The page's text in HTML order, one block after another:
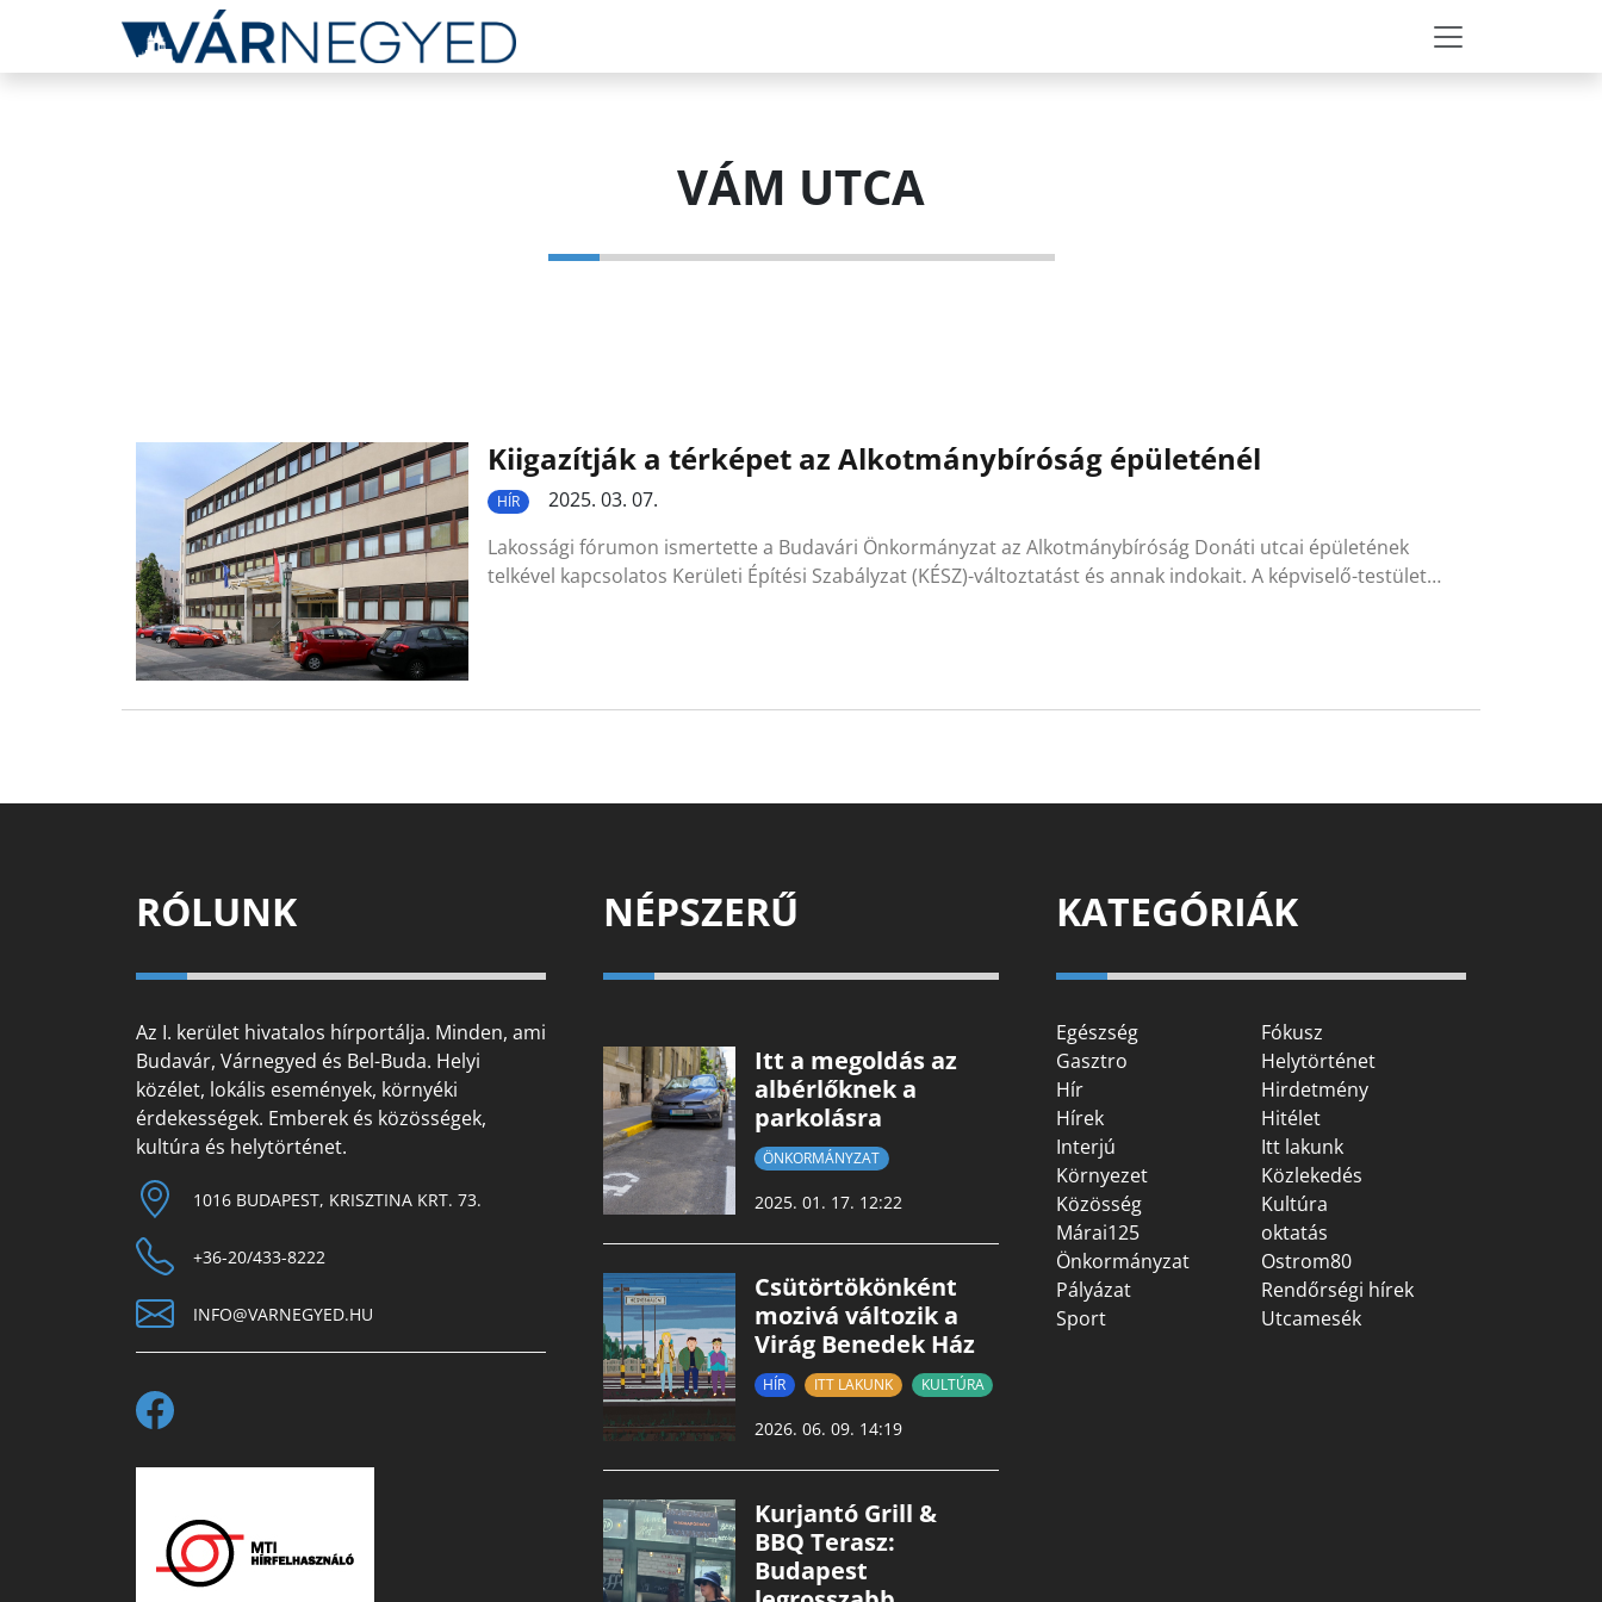
VÁM UTCA
Kiigazítják a térképet az Alkotmánybíróság épületénél
HÍR
2025. 03. 07.
Lakossági fórumon ismertette a Budavári Önkormányzat az Alkotmánybíróság Donáti utcai épületének
telkével kapcsolatos Kerületi Építési Szabályzat (KÉSZ)-változtatást és annak indokait. A képviselő-testület…
RÓLUNK
Az I. kerület hivatalos hírportálja. Minden, ami
Budavár, Várnegyed és Bel-Buda. Helyi
közélet, lokális események, környéki
érdekességek. Emberek és közösségek,
kultúra és helytörténet.
1016 BUDAPEST, KRISZTINA KRT. 73.
+36-20/433-8222
INFO@VARNEGYED.HU
NÉPSZERŰ
Itt a megoldás az
albérlőknek a
parkolásra
ÖNKORMÁNYZAT
2025. 01. 17. 12:22
Csütörtökönként
mozivá változik a
Virág Benedek Ház
HÍR ITT LAKUNK KULTÚRA
2026. 06. 09. 14:19
Kurjantó Grill &
BBQ Terasz:
Budapest
KATEGÓRIÁK
Egészség
Fókusz
Gasztro
Helytörténet
Hír
Hirdetmény
Hírek
Hitélet
Interjú
Itt lakunk
Környezet
Közlekedés
Közösség
Kultúra
Márai125
oktatás
Önkormányzat
Ostrom80
Pályázat
Rendőrségi hírek
Sport
Utcamesék